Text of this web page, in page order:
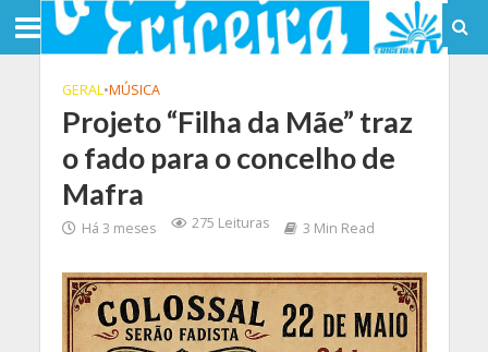
GERAL•MÚSICA
Projeto “Filha da Mãe” traz
o fado para o concelho de
Mafra
Há 3 meses 275 Leituras 3 Min Read